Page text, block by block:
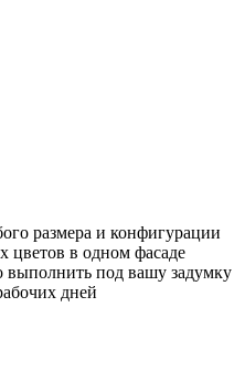
размера и конфигурации
цветов в одном фасаде
выполнить под вашу задумку
дней